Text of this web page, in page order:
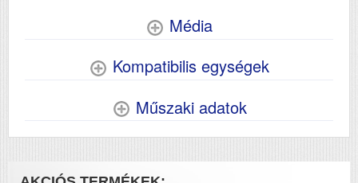
Média
Kompatibilis egységek
Műszaki adatok